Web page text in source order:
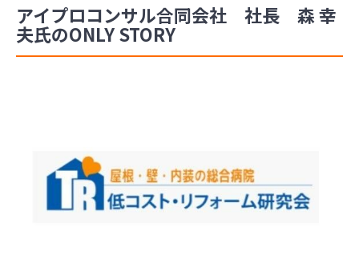
アイプロコンサル合同会社 社長 森 幸
夫氏のONLY STORY